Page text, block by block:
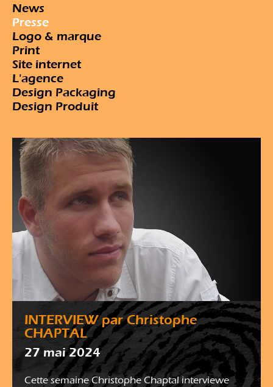
News
Presse
Logo & marque
Print
Site internet
L'agence
Design Packaging
Design Produit
INTERVIEW par Christophe
CHAPTAL
27 mai 2024
Cette semaine Christophe Chaptal interviewe